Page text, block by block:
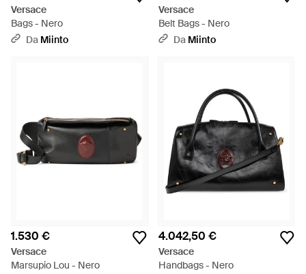
Versace
Bags - Nero
Da Miinto
Versace
Belt Bags - Nero
Da Miinto
1.530 €
Versace
Marsupio Lou - Nero
4.042,50 €
Versace
Handbags - Nero